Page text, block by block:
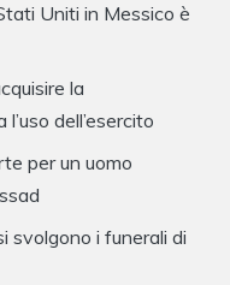
Uniti in Messico è
la
dell’esercito
per un uomo
svolgono i funerali di